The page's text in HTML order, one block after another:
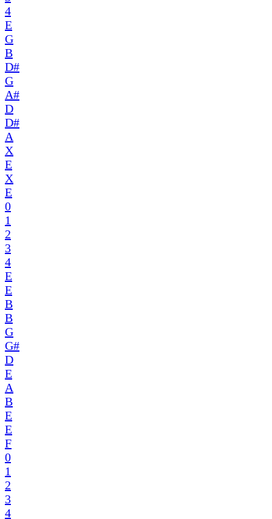
4
E
G
B
D#
G
A#
D
D#
A
X
E
X
E
0
1
2
3
4
E
E
B
B
G
G#
D
E
A
B
E
E
F
0
1
2
3
4